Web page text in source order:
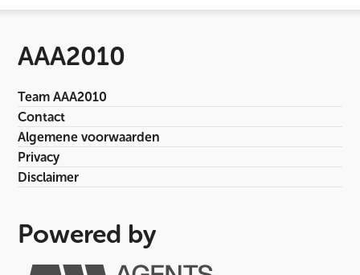
AAA2010
Team AAA2010
Contact
Algemene voorwaarden
Privacy
Disclaimer
Powered by